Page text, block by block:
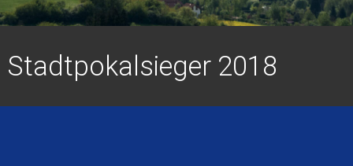
Stadtpokalsieger 2018